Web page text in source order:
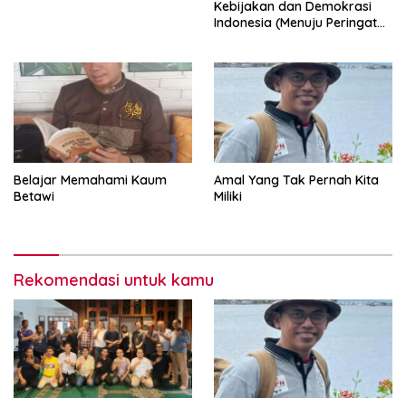
Kebijakan dan Demokrasi
Indonesia (Menuju Peringatan
Belajar Memahami Kaum
Betawi
Amal Yang Tak Pernah Kita
Miliki
Rekomendasi untuk kamu